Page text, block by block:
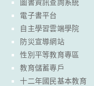
電子書平台
自主學習雲端學院
防災宣導網站
性別平等教育專區
教育儲蓄專戶
十二年國民基本教育